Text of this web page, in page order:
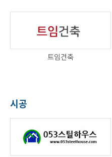
트임건축
시공